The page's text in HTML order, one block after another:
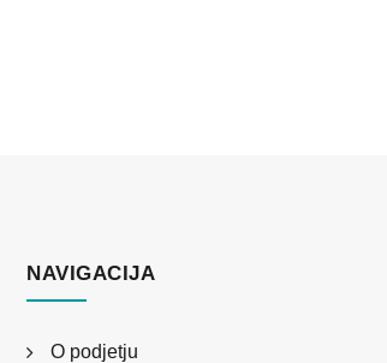
NAVIGACIJA
O podjetju